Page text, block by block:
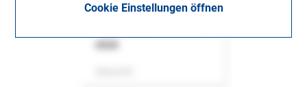
Cookie Einstellungen öffnen